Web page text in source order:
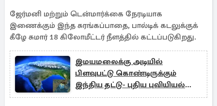
ஜேர்மனி மற்றும் டென்மார்க்கை நேரடியாக
இணைக்கும் இந்த சுரங்கப்பாதை, பால்டிக் கடலுக்குக்
கீழே சுமார் 18 கிலோமீட்டர் நீளத்தில் கட்டப்படுகிறது.
இமயமலைக்கு அடியில்
பிளவுபட்டு கொண்டிருக்கும்
இந்திய தட்டு- புதிய புவியியல்
கண்டுபிடிப்பு